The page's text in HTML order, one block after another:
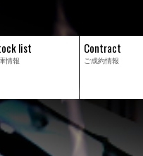
list
情報
Contract
ご成約情報